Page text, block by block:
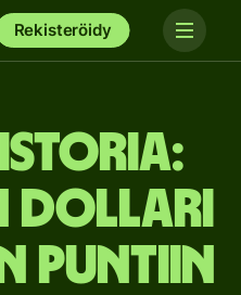
Rekisteröidy
dollari
puntiin